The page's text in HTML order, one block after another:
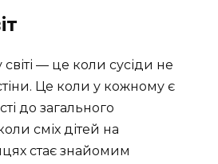
— це коли сусіди не
Це коли у кожному є
до загального
сміх дітей на
стає знайомим